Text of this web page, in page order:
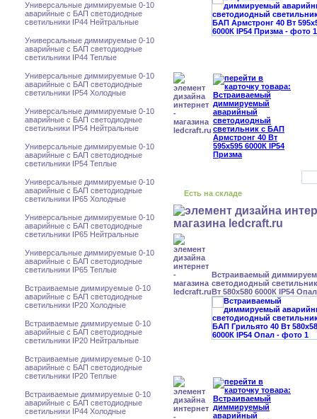
Универсальные диммируемые 0-10
аварийные с БАП светодиодные
светильники IP44 Нейтральные
Универсальные диммируемые 0-10
аварийные с БАП светодиодные
светильники IP44 Теплые
Универсальные диммируемые 0-10
аварийные с БАП светодиодные
светильники IP54 Холодные
Универсальные диммируемые 0-10
аварийные с БАП светодиодные
светильники IP54 Нейтральные
Универсальные диммируемые 0-10
аварийные с БАП светодиодные
светильники IP54 Теплые
Универсальные диммируемые 0-10
аварийные с БАП светодиодные
светильники IP65 Холодные
Универсальные диммируемые 0-10
аварийные с БАП светодиодные
светильники IP65 Нейтральные
Универсальные диммируемые 0-10
аварийные с БАП светодиодные
светильники IP65 Теплые
Встраиваемые диммируемые 0-10
аварийные с БАП светодиодные
светильники IP20 Холодные
Встраиваемые диммируемые 0-10
аварийные с БАП светодиодные
светильники IP20 Нейтральные
Встраиваемые диммируемые 0-10
аварийные с БАП светодиодные
светильники IP20 Теплые
Встраиваемые диммируемые 0-10
аварийные с БАП светодиодные
светильники IP44 Холодные
Есть на складе
Встраиваемый
светодиодный
Вт 580x580 6000К IP54 Опал